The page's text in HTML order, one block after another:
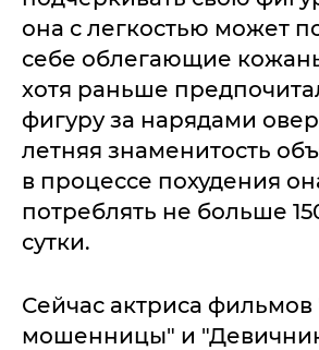
она с легкостью может
себе облегающие
хотя раньше
фигуру за нарядами
летняя знаменитость
в процессе похудения
потреблять не больше
сутки.
Сейчас актриса
мошенницы" и